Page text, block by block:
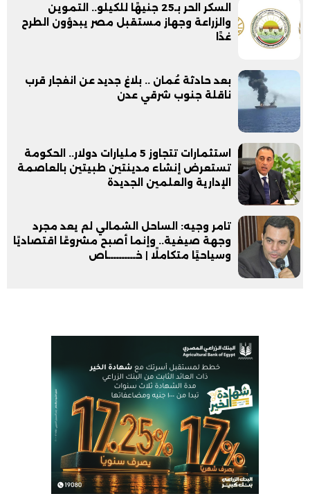
السكر الحر بـ25 جنيهًا للكيلو.. التموين
والزراعة وجهاز مستقبل مصر يبدؤون الطرح
غدًا
بعد حادثة عُمان .. بلاغ جديد عن انفجار قرب
ناقلة جنوب شرقي عدن
استثمارات تتجاوز 5 مليارات دولار.. الحكومة
تستعرض إنشاء مدينتين طبيتين بالعاصمة
الإدارية والعلمين الجديدة
تامر وجيه: الساحل الشمالي لم يعد مجرد
وجهة صيفية.. وإنما أصبح مشروعًا اقتصاديًا
وسياحيًا متكاملًا | خــــــــــاص